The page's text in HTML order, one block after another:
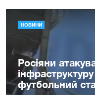
НОВИНИ
Росіяни
футбольний